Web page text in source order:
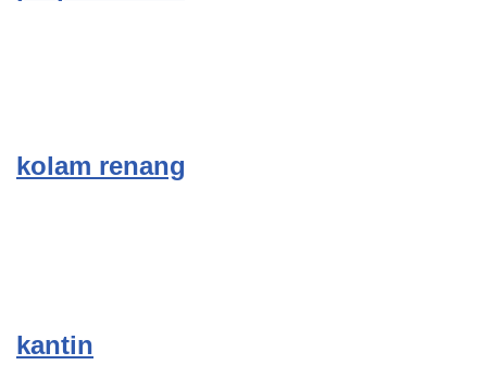
kolam renang
kantin